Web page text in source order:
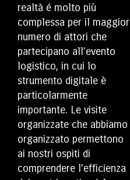
realtà é molto più
complessa per il maggior
numero di attori che
partecipano all’evento
logistico, in cui lo
strumento digitale è
particolarmente
importante. Le visite
organizzate che abbiamo
organizzato permettono
ai nostri ospiti di
comprendere l’efficienza